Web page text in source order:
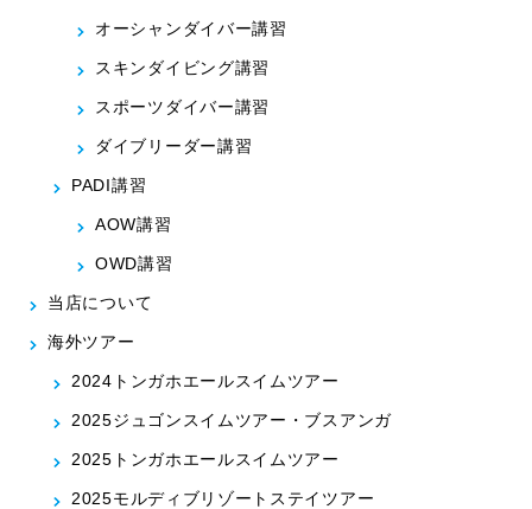
オーシャンダイバー講習
スキンダイビング講習
スポーツダイバー講習
ダイブリーダー講習
PADI講習
AOW講習
OWD講習
当店について
海外ツアー
2024トンガホエールスイムツアー
2025ジュゴンスイムツアー・ブスアンガ
2025トンガホエールスイムツアー
2025モルディブリゾートステイツアー